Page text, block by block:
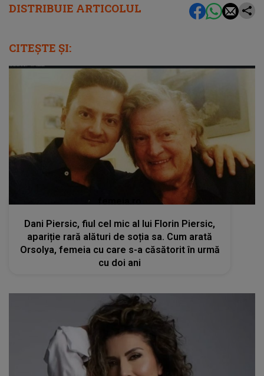
DISTRIBUIE ARTICOLUL
CITEȘTE ȘI:
Dani Piersic, fiul cel mic al lui Florin Piersic,
apariție rară alături de soția sa. Cum arată
Orsolya, femeia cu care s-a căsătorit în urmă
cu doi ani